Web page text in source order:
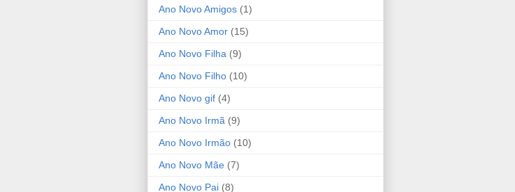
Ano Novo Amigos (1)
Ano Novo Amor (15)
Ano Novo Filha (9)
Ano Novo Filho (10)
Ano Novo gif (4)
Ano Novo Irmã (9)
Ano Novo Irmão (10)
Ano Novo Mãe (7)
Ano Novo Pai (8)